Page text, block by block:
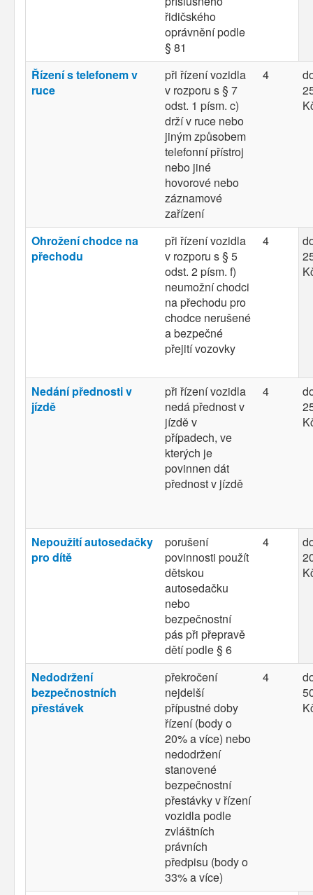
řidičského
oprávnění podle
§ 81
Řízení s telefonem v
ruce
při řízení vozidla
v rozporu s § 7
odst. 1 písm. c)
drží v ruce nebo
jiným způsobem
telefonní přístroj
nebo jiné
hovorové nebo
záznamové
zařízení
4
Ohrožení chodce na
přechodu
při řízení vozidla
v rozporu s § 5
odst. 2 písm. f)
neumožní chodci
na přechodu pro
chodce nerušené
a bezpečné
přejití vozovky
4
Nedání přednosti v
jízdě
při řízení vozidla
nedá přednost v
jízdě v
případech, ve
kterých je
povinnen dát
přednost v jízdě
4
Nepoužití autosedačky
pro dítě
porušení
povinnosti použít
dětskou
autosedačku
nebo
bezpečnostní
pás při přepravě
dětí podle § 6
4
Nedodržení
bezpečnostních
přestávek
překročení
nejdelší
přípustné doby
řízení (body o
20% a více) nebo
nedodržení
stanovené
bezpečnostní
přestávky v řízení
vozidla podle
zvláštních
právních
předpisu (body o
33% a více)
4